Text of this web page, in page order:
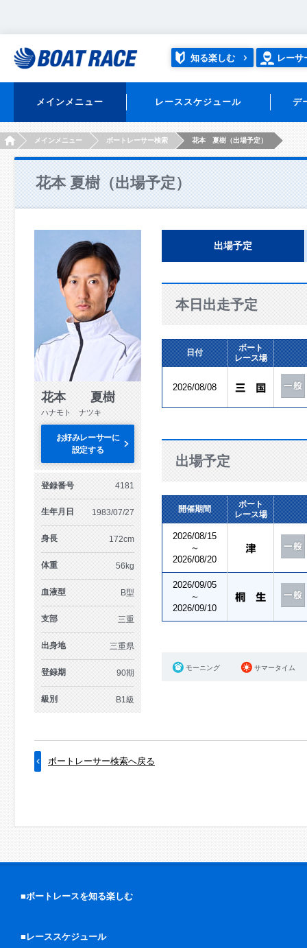
知る楽しむ レーサ
メインメニュー レーススケジュール デ
HOMEメインメニュー ボートレーサー検索 花本 夏樹（出場予定）
花本 夏樹（出場予定）
花本 夏樹
ハナモト ナツキ
お好みレーサーに
設定する
登録番号 4181
生年月日 1983/07/27
身長 172cm
体重 56kg
血液型 B型
支部 三重
出身地 三重県
登録期 90期
級別 B1級
出場予定
本日出走予定
日付
ボート
レース場
2026/08/08
出場予定
開催期間
ボート
レース場
2026/08/15
～
2026/08/20
2026/09/05
～
2026/09/10
モーニング サマータイム
ボートレーサー検索へ戻る
■ボートレースを知る楽しむ
■レーススケジュール